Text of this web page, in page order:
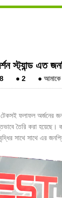
স্ট্যান্ড এত
● 2 ● আমাকে
ফলাফল অর্জনের
তৈরি করা হয়েছে।
সাথে সাথে এর